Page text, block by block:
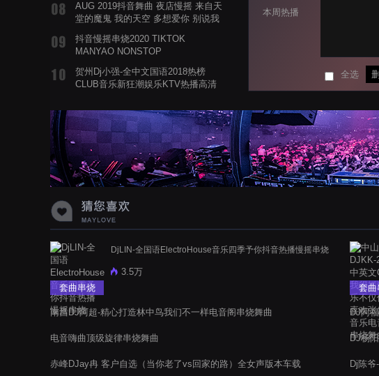
AUG 2019抖音舞曲 夜店慢摇 来自天
堂的魔鬼 我的天空 多想爱你 别说我
抖音慢摇串烧2020 TIKTOK
MANYAO NONSTOP
蝉爸爸妈妈爱存在夏天的风是想你的
声音啊
贺州Dj小强-全中文国语2018热榜
CLUB音乐新狂潮娱乐KTV热播高清
本周热播
全选
套曲串烧
DjLIN-全国语ElectroHouse音乐四季予你抖音热播慢摇串烧
3.5万
南昌DJ阿超-精心打造林中鸟我们不一样电音阁串烧舞曲
电音嗨曲顶级旋律串烧舞曲
赤峰DJay冉 客户自选（当你老了vs回家的路）全女声版本车载
套曲
DJ阿
DJ杨
Dj陈